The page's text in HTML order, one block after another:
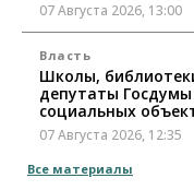
07 Августа 2026, 13:00
Власть
Школы,
депутаты
социальных
07 Августа 2026, 12:35
Общество
Все материалы